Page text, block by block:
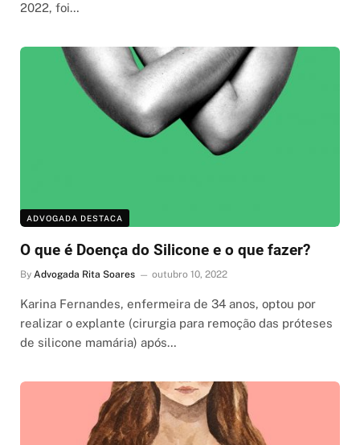
2022, foi…
ADVOGADA DESTACA
O que é Doença do Silicone e o que fazer?
By Advogada Rita Soares outubro 10, 2022
Karina Fernandes, enfermeira de 34 anos, optou por
realizar o explante (cirurgia para remoção das próteses
de silicone mamária) após…